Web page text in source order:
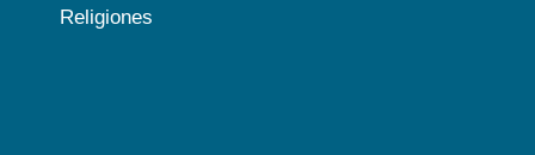
Religiones